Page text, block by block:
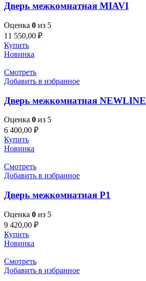
Дверь межкомнатная MIAVI
Оценка 0 из 5
11 550,00 ₽
Купить
Новинка
Смотреть
Добавить в избранное
Дверь межкомнатная NEWLINE
Оценка 0 из 5
6 400,00 ₽
Купить
Новинка
Смотреть
Добавить в избранное
Дверь межкомнатная P1
Оценка 0 из 5
9 420,00 ₽
Купить
Новинка
Смотреть
Добавить в избранное